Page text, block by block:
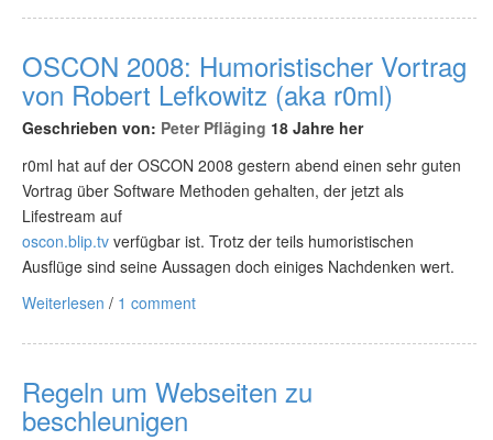
OSCON 2008: Humoristischer Vortrag
von Robert Lefkowitz (aka r0ml)
Geschrieben von: Peter Pfläging 18 Jahre her
r0ml hat auf der OSCON 2008 gestern abend einen sehr guten
Vortrag über Software Methoden gehalten, der jetzt als
Lifestream auf
oscon.blip.tv verfügbar ist. Trotz der teils humoristischen
Ausflüge sind seine Aussagen doch einiges Nachdenken wert.
Weiterlesen / 1 comment
Regeln um Webseiten zu
beschleunigen